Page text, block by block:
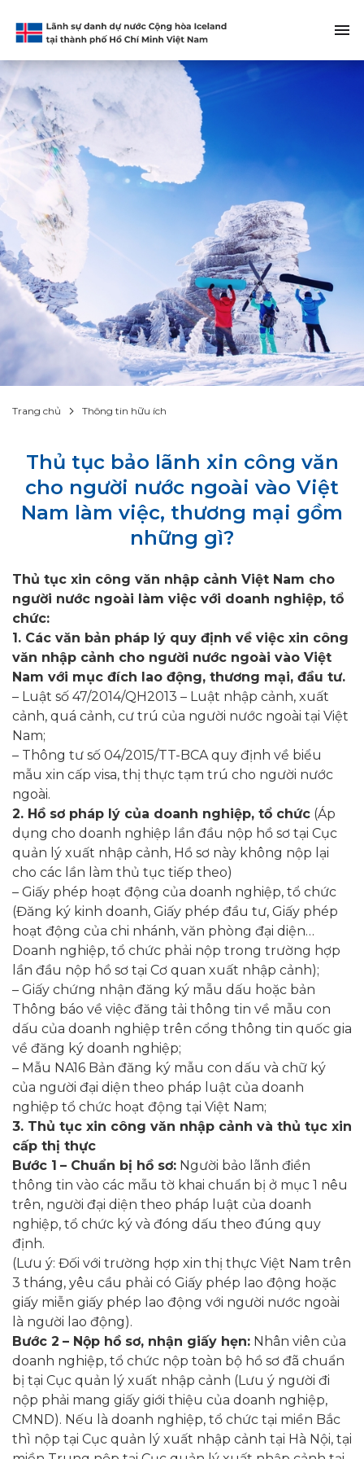
Trang chủ Thông tin hữu ích
Thủ tục bảo lãnh xin công văn
cho người nước ngoài vào Việt
Nam làm việc, thương mại gồm
những gì?
Thủ tục xin công văn nhập cảnh Việt Nam cho
người nước ngoài làm việc với doanh nghiệp, tổ
chức:
1. Các văn bản pháp lý quy định về việc xin công
văn nhập cảnh cho người nước ngoài vào Việt
Nam với mục đích lao động, thương mại, đầu tư.
– Luật số 47/2014/QH2013 – Luật nhập cảnh, xuất
cảnh, quá cảnh, cư trú của người nước ngoài tại Việt
Nam;
– Thông tư số 04/2015/TT-BCA quy định về biểu
mẫu xin cấp visa, thị thực tạm trú cho người nước
ngoài.
2. Hồ sơ pháp lý của doanh nghiệp, tổ chức (Áp
dụng cho doanh nghiệp lần đầu nộp hồ sơ tại Cục
quản lý xuất nhập cảnh, Hồ sơ này không nộp lại
cho các lần làm thủ tục tiếp theo)
– Giấy phép hoạt động của doanh nghiệp, tổ chức
(Đăng ký kinh doanh, Giấy phép đầu tư, Giấy phép
hoạt động của chi nhánh, văn phòng đại diện…
Doanh nghiệp, tổ chức phải nộp trong trường hợp
lần đầu nộp hồ sơ tại Cơ quan xuất nhập cảnh);
– Giấy chứng nhận đăng ký mẫu dấu hoặc bản
Thông báo về việc đăng tải thông tin về mẫu con
dấu của doanh nghiệp trên cổng thông tin quốc gia
về đăng ký doanh nghiệp;
– Mẫu NA16 Bản đăng ký mẫu con dấu và chữ ký
của người đại diện theo pháp luật của doanh
nghiệp tổ chức hoạt động tại Việt Nam;
3. Thủ tục xin công văn nhập cảnh và thủ tục xin
cấp thị thực
Bước 1 – Chuẩn bị hồ sơ: Người bảo lãnh điền
thông tin vào các mẫu tờ khai chuẩn bị ở mục 1 nêu
trên, người đại diện theo pháp luật của doanh
nghiệp, tổ chức ký và đóng dấu theo đúng quy
định.
(Lưu ý: Đối với trường hợp xin thị thực Việt Nam trên
3 tháng, yêu cầu phải có Giấy phép lao động hoặc
giấy miễn giấy phép lao động với người nước ngoài
là người lao động).
Bước 2 – Nộp hồ sơ, nhận giấy hẹn: Nhân viên của
doanh nghiệp, tổ chức nộp toàn bộ hồ sơ đã chuẩn
bị tại Cục quản lý xuất nhập cảnh (Lưu ý người đi
nộp phải mang giấy giới thiệu của doanh nghiệp,
CMND). Nếu là doanh nghiệp, tổ chức tại miền Bắc
thì nộp tại Cục quản lý xuất nhập cảnh tại Hà Nội, tại